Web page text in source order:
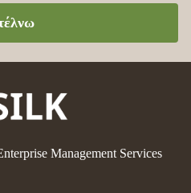
Management Services